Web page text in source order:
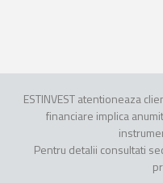
ESTINVEST atentioneaza
financiare implica
Pentru detalii consultati